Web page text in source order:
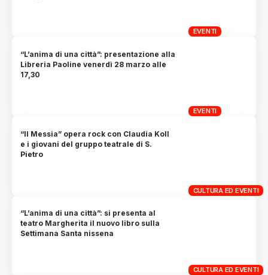
EVENTI
EVENTI
“L’anima di una città”: presentazione alla
Libreria Paoline venerdì 28 marzo alle
17,30
CULTURA ED EVENTI
“Il Messia” opera rock con Claudia Koll
e i giovani del gruppo teatrale di S.
Pietro
CULTURA ED EVENTI
“L’anima di una città”: si presenta al
teatro Margherita il nuovo libro sulla
Settimana Santa nissena